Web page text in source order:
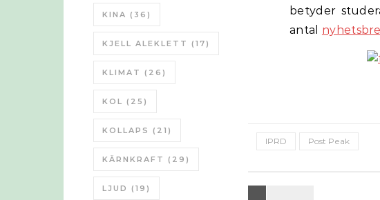
KINA (36)
KJELL ALEKLETT (17)
KLIMAT (26)
KOL (25)
KOLLAPS (21)
KÄRNKRAFT (29)
LJUD (19)
betyder
antal
IPRD Post Peak